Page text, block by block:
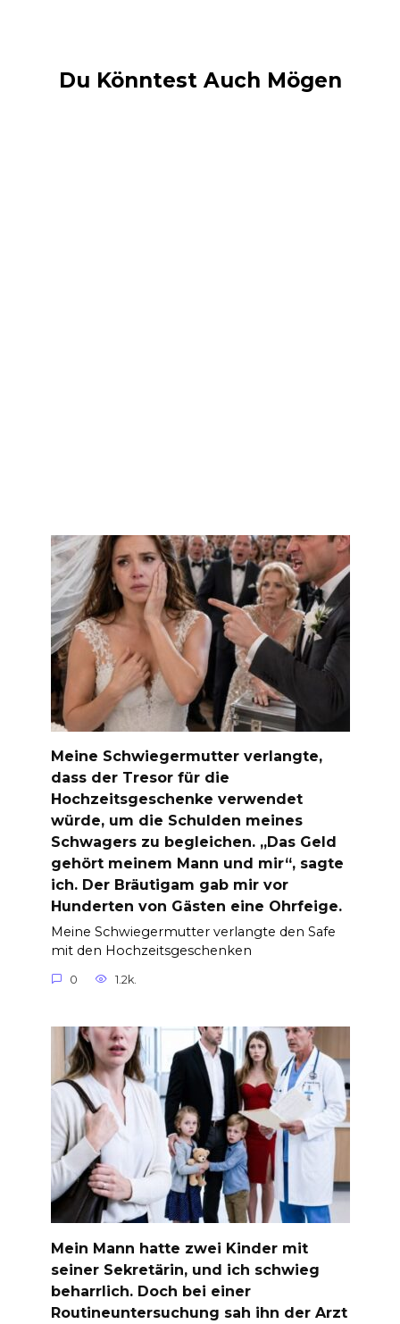
Du Könntest Auch Mögen
Meine Schwiegermutter verlangte,
dass der Tresor für die
Hochzeitsgeschenke verwendet
würde, um die Schulden meines
Schwagers zu begleichen. „Das Geld
gehört meinem Mann und mir“, sagte
ich. Der Bräutigam gab mir vor
Hunderten von Gästen eine Ohrfeige.
Meine Schwiegermutter verlangte den Safe
mit den Hochzeitsgeschenken
0 1.2k.
Mein Mann hatte zwei Kinder mit
seiner Sekretärin, und ich schwieg
beharrlich. Doch bei einer
Routineuntersuchung sah ihn der Arzt